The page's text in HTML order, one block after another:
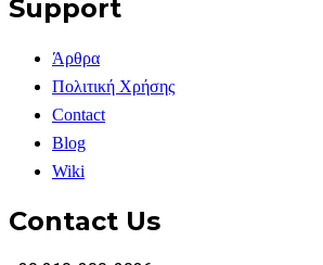
Support
Άρθρα
Πολιτική Χρήσης
Contact
Blog
Wiki
Contact Us